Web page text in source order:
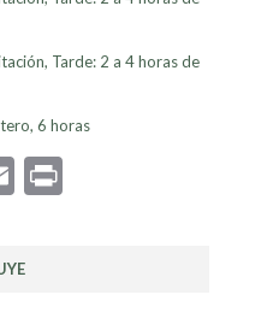
Tarde: 2 a 4 horas de
6 horas
EmailPrint